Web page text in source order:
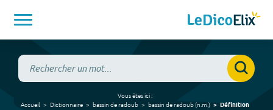
Vous êtes ici :
Accueil
Dictionnaire bassin de radoub bassin de radoub(n.m. ) Définition